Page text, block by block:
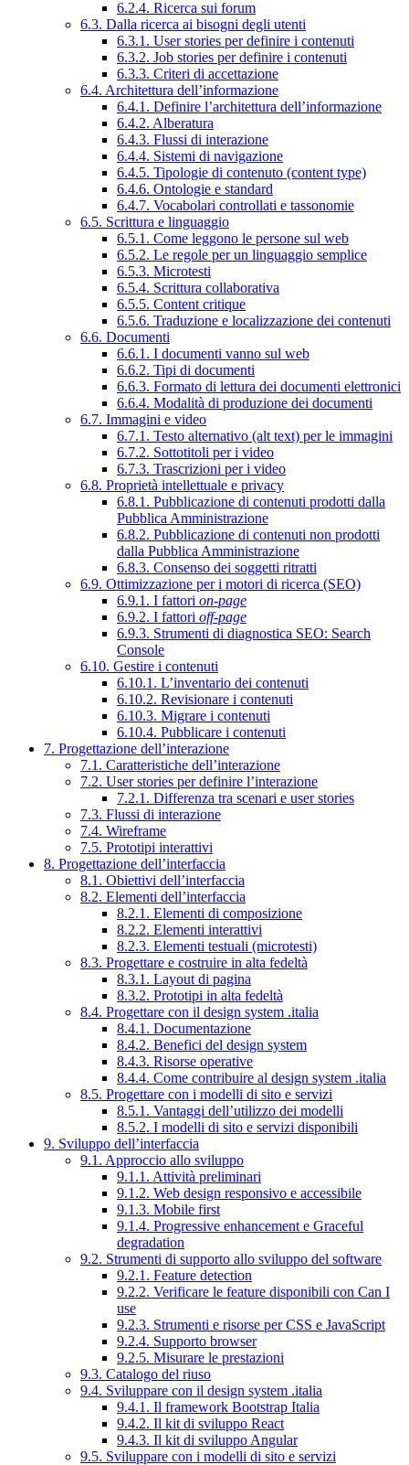
6.2.4. Ricerca sui forum
6.3. Dalla ricerca ai bisogni degli utenti
6.3.1. User stories per definire i contenuti
6.3.2. Job stories per definire i contenuti
6.3.3. Criteri di accettazione
6.4. Architettura dell’informazione
6.4.1. Definire l’architettura dell’informazione
6.4.2. Alberatura
6.4.3. Flussi di interazione
6.4.4. Sistemi di navigazione
6.4.5. Tipologie di contenuto (content type)
6.4.6. Ontologie e standard
6.4.7. Vocabolari controllati e tassonomie
6.5. Scrittura e linguaggio
6.5.1. Come leggono le persone sul web
6.5.2. Le regole per un linguaggio semplice
6.5.3. Microtesti
6.5.4. Scrittura collaborativa
6.5.5. Content critique
6.5.6. Traduzione e localizzazione dei contenuti
6.6. Documenti
6.6.1. I documenti vanno sul web
6.6.2. Tipi di documenti
6.6.3. Formato di lettura dei documenti elettronici
6.6.4. Modalità di produzione dei documenti
6.7. Immagini e video
6.7.1. Testo alternativo (alt text) per le immagini
6.7.2. Sottotitoli per i video
6.7.3. Trascrizioni per i video
6.8. Proprietà intellettuale e privacy
6.8.1. Pubblicazione di contenuti prodotti dalla
Pubblica Amministrazione
6.8.2. Pubblicazione di contenuti non prodotti
dalla Pubblica Amministrazione
6.8.3. Consenso dei soggetti ritratti
6.9. Ottimizzazione per i motori di ricerca (SEO)
6.9.1. I fattori on-page
6.9.2. I fattori off-page
6.9.3. Strumenti di diagnostica SEO: Search
Console
6.10. Gestire i contenuti
6.10.1. L’inventario dei contenuti
6.10.2. Revisionare i contenuti
6.10.3. Migrare i contenuti
6.10.4. Pubblicare i contenuti
7. Progettazione dell’interazione
7.1. Caratteristiche dell’interazione
7.2. User stories per definire l’interazione
7.2.1. Differenza tra scenari e user stories
7.3. Flussi di interazione
7.4. Wireframe
7.5. Prototipi interattivi
8. Progettazione dell’interfaccia
8.1. Obiettivi dell’interfaccia
8.2. Elementi dell’interfaccia
8.2.1. Elementi di composizione
8.2.2. Elementi interattivi
8.2.3. Elementi testuali (microtesti)
8.3. Progettare e costruire in alta fedeltà
8.3.1. Layout di pagina
8.3.2. Prototipi in alta fedeltà
8.4. Progettare con il design system .italia
8.4.1. Documentazione
8.4.2. Benefici del design system
8.4.3. Risorse operative
8.4.4. Come contribuire al design system .italia
8.5. Progettare con i modelli di sito e servizi
8.5.1. Vantaggi dell’utilizzo dei modelli
8.5.2. I modelli di sito e servizi disponibili
9. Sviluppo dell’interfaccia
9.1. Approccio allo sviluppo
9.1.1. Attività preliminari
9.1.2. Web design responsivo e accessibile
9.1.3. Mobile first
9.1.4. Progressive enhancement e Graceful
degradation
9.2. Strumenti di supporto allo sviluppo del software
9.2.1. Feature detection
9.2.2. Verificare le feature disponibili con Can I
use
9.2.3. Strumenti e risorse per CSS e JavaScript
9.2.4. Supporto browser
9.2.5. Misurare le prestazioni
9.3. Catalogo del riuso
9.4. Sviluppare con il design system .italia
9.4.1. Il framework Bootstrap Italia
9.4.2. Il kit di sviluppo React
9.4.3. Il kit di sviluppo Angular
9.5. Sviluppare con i modelli di sito e servizi